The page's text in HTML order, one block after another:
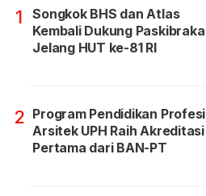
1
Songkok BHS dan Atlas
Kembali Dukung Paskibraka
Jelang HUT ke-81 RI
2 Program Pendidikan Profesi
Arsitek UPH Raih Akreditasi
Pertama dari BAN-PT